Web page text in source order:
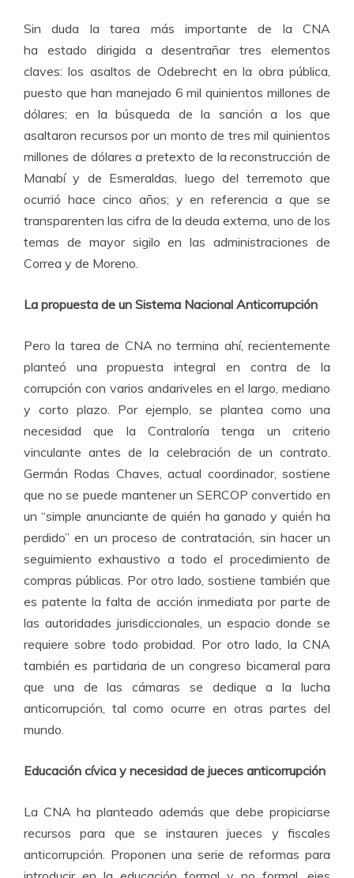
Sin duda la tarea más importante de la CNA
ha estado dirigida a desentrañar tres elementos
claves: los asaltos de Odebrecht en la obra pública,
puesto que han manejado 6 mil quinientos millones de
dólares; en la búsqueda de la sanción a los que
asaltaron recursos por un monto de tres mil quinientos
millones de dólares a pretexto de la reconstrucción de
Manabí y de Esmeraldas, luego del terremoto que
ocurrió hace cinco años; y en referencia a que se
transparenten las cifra de la deuda externa, uno de los
temas de mayor sigilo en las administraciones de
Correa y de Moreno.
La propuesta de un Sistema Nacional Anticorrupción
Pero la tarea de CNA no termina ahí, recientemente
planteó una propuesta integral en contra de la
corrupción con varios andariveles en el largo, mediano
y corto plazo. Por ejemplo, se plantea como una
necesidad que la Contraloría tenga un criterio
vinculante antes de la celebración de un contrato.
Germán Rodas Chaves, actual coordinador, sostiene
que no se puede mantener un SERCOP convertido en
un “simple anunciante de quién ha ganado y quién ha
perdido” en un proceso de contratación, sin hacer un
seguimiento exhaustivo a todo el procedimiento de
compras públicas. Por otro lado, sostiene también que
es patente la falta de acción inmediata por parte de
las autoridades jurisdiccionales, un espacio donde se
requiere sobre todo probidad. Por otro lado, la CNA
también es partidaria de un congreso bicameral para
que una de las cámaras se dedique a la lucha
anticorrupción, tal como ocurre en otras partes del
mundo.
Educación cívica y necesidad de jueces anticorrupción
La CNA ha planteado además que debe propiciarse
recursos para que se instauren jueces y fiscales
anticorrupción. Proponen una serie de reformas para